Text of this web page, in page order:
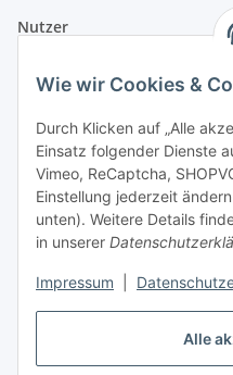
Alle
Wie wir Cookies &
Durch Klicken auf „Alle
Einsatz folgender Dienste
Vimeo, ReCaptcha,
Einstellung jederzeit
unten). Weitere Details
in unserer
Impressum
Nutzer